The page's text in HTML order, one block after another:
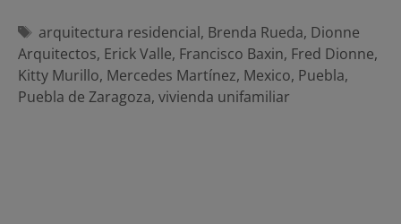
Etiquetas
arquitectura residencial, Brenda Rueda, Dionne
Arquitectos, Erick Valle, Francisco Baxin, Fred Dionne,
Kitty Murillo, Mercedes Martínez, Mexico, Puebla,
Puebla de Zaragoza, vivienda unifamiliar